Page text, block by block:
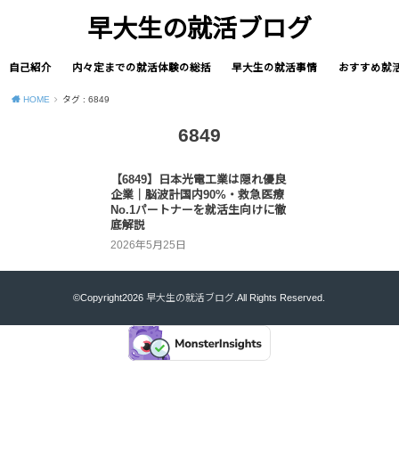
早大生の就活ブログ
自己紹介 内々定までの就活体験の総括 早大生の就活事情 おすすめ就
HOME タグ : 6849
6849
【6849】日本光電工業は隠れ優良
企業｜脳波計国内90%・救急医療
No.1パートナーを就活生向けに徹
底解説
2026年5月25日
©Copyright2026早大生の就活ブログ .All Rights Reserved.